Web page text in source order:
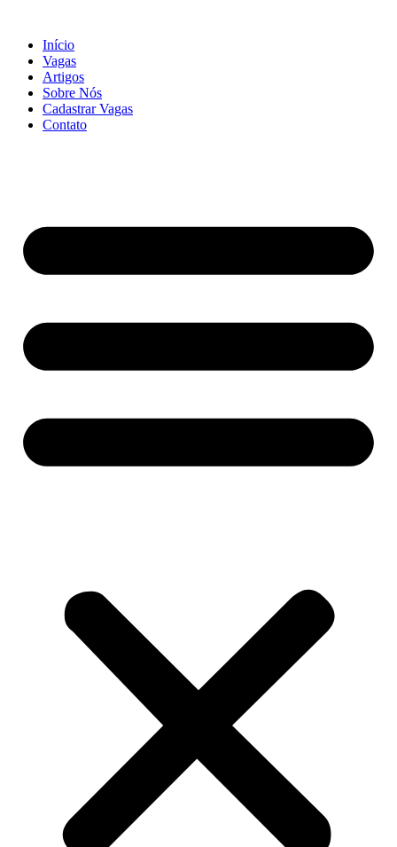
Início
Vagas
Artigos
Sobre Nós
Cadastrar Vagas
Contato